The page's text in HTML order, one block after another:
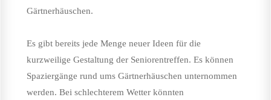
Gärtnerhäuschen.
Es gibt bereits jede Menge neuer Ideen für die
kurzweilige Gestaltung der Seniorentreffen. Es können
Spaziergänge rund ums Gärtnerhäuschen unternommen
werden. Bei schlechterem Wetter könnten